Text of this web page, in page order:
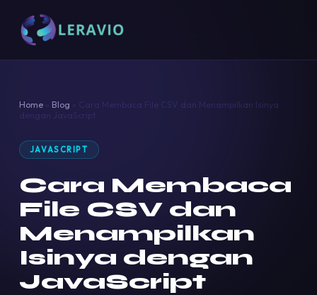
Home» Blog » Cara Membaca File CSV dan Menampilkan Isinya
dengan JavaScript
JAVASCRIPT
Cara Membaca
File CSV dan
Menampilkan
Isinya dengan
JavaScript